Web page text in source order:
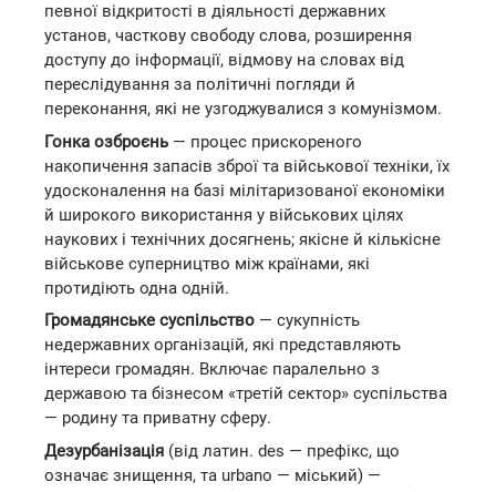
певної відкритості в діяльності державних
установ, часткову свободу слова, розширення
доступу до інформації, відмову на словах від
переслідування за політичні погляди й
переконання, які не узгоджувалися з комунізмом.
Гонка озброєнь — процес прискореного
накопичення запасів зброї та військової техніки, їх
удосконалення на базі мілітаризованої економіки
й широкого використання у військових цілях
наукових і технічних досягнень; якісне й кількісне
військове суперництво між країнами, які
протидіють одна одній.
Громадянське суспільство — сукупність
недержавних організацій, які представляють
інтереси громадян. Включає паралельно з
державою та бізнесом «третій сектор» суспільства
— родину та приватну сферу.
Дезурбанізація (від латин. des — префікс, що
означає знищення, та urbano — міський) —